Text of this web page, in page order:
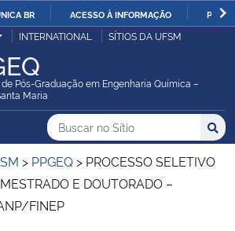
IR
O
BR ACESSO À INFORMAÇÃO
Pública
INTERNATIONAL SÍTIOS DA UFSM
Pós-Graduação em Engenharia Química –
Maria
do Sítio
Busca
Buscar no no Sítio
Busca:
> PPGEQ > PROCESSO SELETIVO
E DOUTORADO –
FINEP